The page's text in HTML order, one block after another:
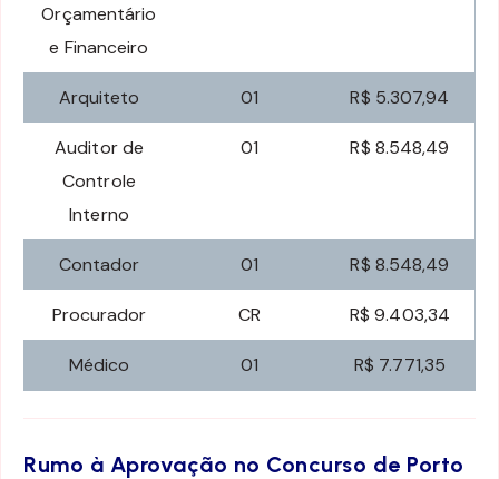
Orçamentário
e Financeiro
Arquiteto 01 R$ 5.307,94
Auditor de
Controle
Interno
01 R$ 8.548,49
Contador 01 R$ 8.548,49
Procurador CR R$ 9.403,34
Médico 01 R$ 7.771,35
Rumo à Aprovação no Concurso de Porto